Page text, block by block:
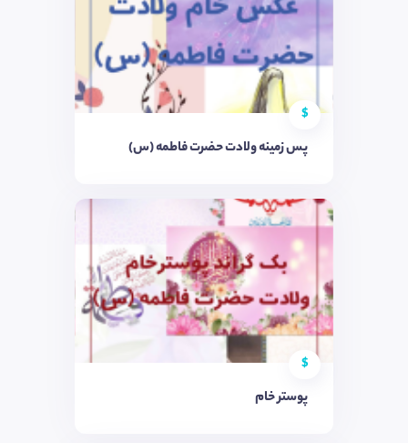
$
پس زمینه ولادت حضرت فاطمه (س)
$
پوستر خام